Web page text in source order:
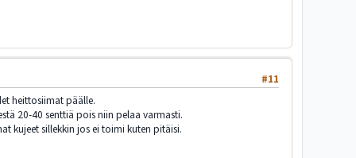
#11
heittosiimat päälle.
20-40 senttiä pois niin pelaa varmasti.
kujeet sillekkin jos ei toimi kuten pitäisi.